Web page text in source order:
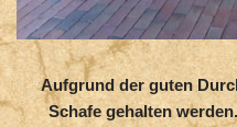
Aufgrund der guten
Schafe gehalten